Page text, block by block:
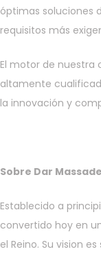
óptimas soluciones
requisitos más
El motor de
altamente
la innovación y
Sobre Dar
Establecido a
convertido hoy en
el Reino. Su vision